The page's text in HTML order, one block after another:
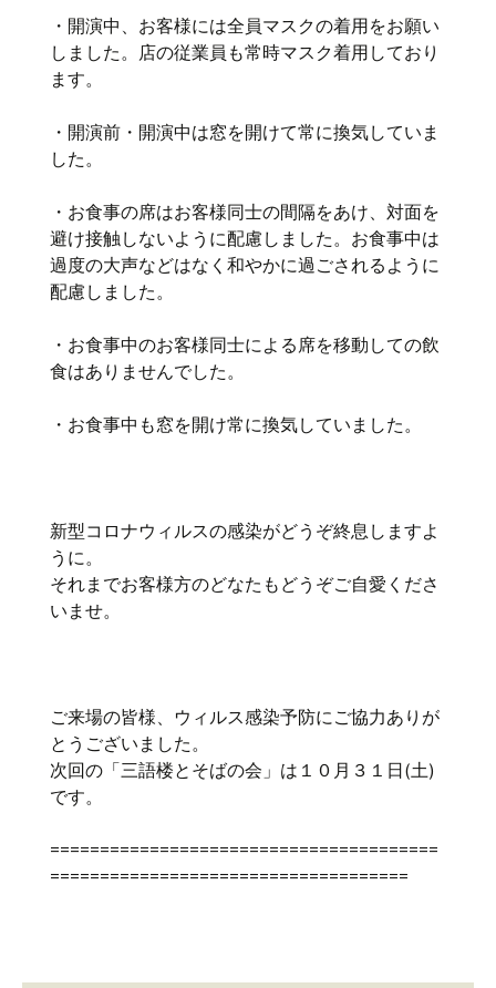
・開演中、お客様には全員マスクの着用をお願い
しました。店の従業員も常時マスク着用しており
ます。
・開演前・開演中は窓を開けて常に換気していま
した。
・お食事の席はお客様同士の間隔をあけ、対面を
避け接触しないように配慮しました。お食事中は
過度の大声などはなく和やかに過ごされるように
配慮しました。
・お食事中のお客様同士による席を移動しての飲
食はありませんでした。
・お食事中も窓を開け常に換気していました。
新型コロナウィルスの感染がどうぞ終息しますよ
うに。
それまでお客様方のどなたもどうぞご自愛くださ
いませ。
ご来場の皆様、ウィルス感染予防にご協力ありが
とうございました。
次回の「三語楼とそばの会」は１０月３１日(土)
です。
=======================================
====================================